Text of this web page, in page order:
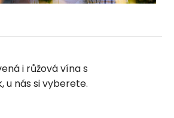
i růžová vína s
u nás si vyberete.